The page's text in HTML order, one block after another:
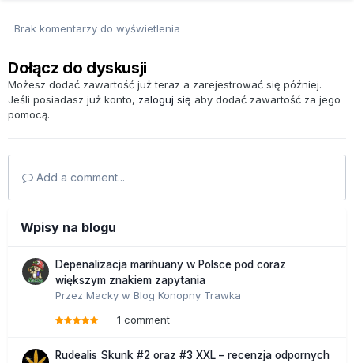
Brak komentarzy do wyświetlenia
Dołącz do dyskusji
Możesz dodać zawartość już teraz a zarejestrować się później.
Jeśli posiadasz już konto, zaloguj się aby dodać zawartość za jego
pomocą.
Add a comment...
Wpisy na blogu
Depenalizacja marihuany w Polsce pod coraz
większym znakiem zapytania
Przez Macky w Blog Konopny Trawka
1 comment
Rudealis Skunk #2 oraz #3 XXL – recenzja odpornych